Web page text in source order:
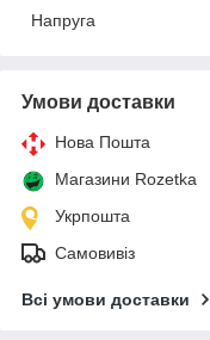
Напруга
Умови доставки
Нова Пошта
Магазини Rozetka
Укрпошта
Самовивіз
Всі умови доставки